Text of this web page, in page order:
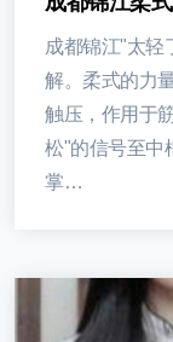
成都锦江"太
解。柔式的力
触压，作用于
松"的信号至中
掌…